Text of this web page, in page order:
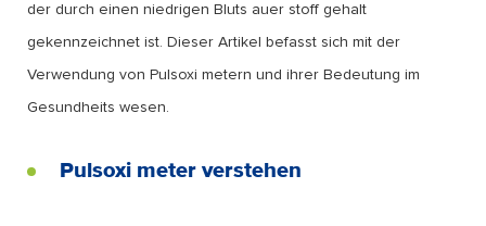
der durch einen niedrigen Bluts auer stoff gehalt
gekennzeichnet ist. Dieser Artikel befasst sich mit der
Verwendung von Pulsoxi metern und ihrer Bedeutung im
Gesundheits wesen.
Pulsoxi meter verstehen